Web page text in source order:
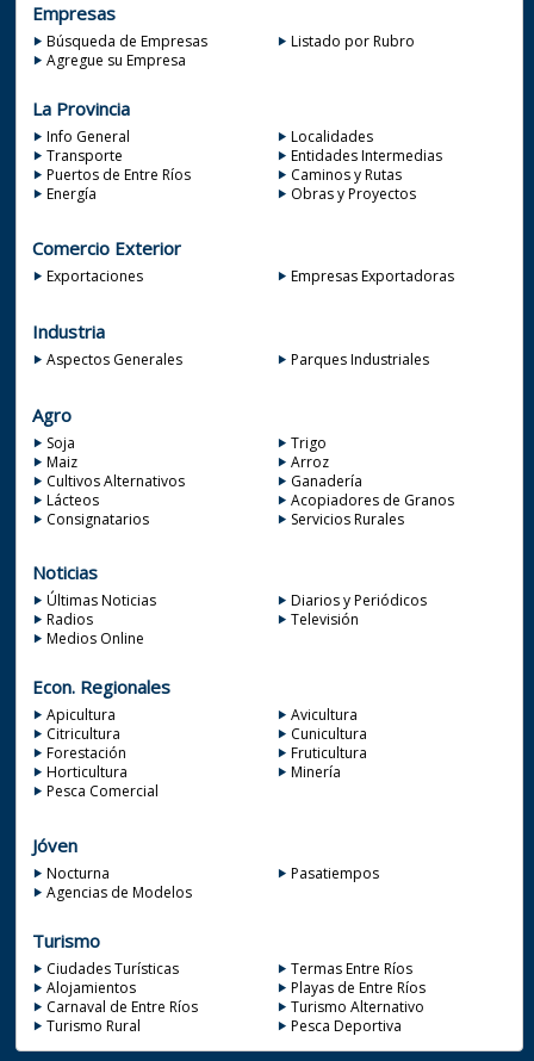
Empresas
Búsqueda de Empresas
Listado por Rubro
Agregue su Empresa
La Provincia
Info General
Localidades
Transporte
Entidades Intermedias
Puertos de Entre Ríos
Caminos y Rutas
Energía
Obras y Proyectos
Comercio Exterior
Exportaciones Empresas Exportadoras
Industria
Aspectos Generales Parques Industriales
Agro
Soja
Trigo
Maiz
Arroz
Cultivos Alternativos
Ganadería
Lácteos
Acopiadores de Granos
Consignatarios
Servicios Rurales
Noticias
Últimas Noticias
Diarios y Periódicos
Radios
Televisión
Medios Online
Econ. Regionales
Apicultura
Avicultura
Citricultura
Cunicultura
Forestación
Fruticultura
Horticultura
Minería
Pesca Comercial
Jóven
Nocturna
Pasatiempos
Agencias de Modelos
Turismo
Ciudades Turísticas
Termas Entre Ríos
Alojamientos
Playas de Entre Ríos
Carnaval de Entre Ríos
Turismo Alternativo
Turismo Rural
Pesca Deportiva